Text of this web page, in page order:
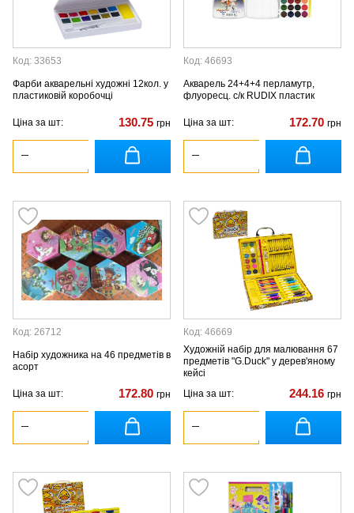
Код: 33653
Фарби акварельні художні 12кол. у
пластиковій коробочці
Ціна за шт: 130.75 грн
Код: 46693
Акварель 24+4+4 перламутр,
флуоресц. с/к RUDIX пластик
Ціна за шт: 172.70 грн
Код: 26712
Набір художника на 46 предметів в
асорт
Ціна за шт: 172.80 грн
Код: 46669
Художній набір для малювання 67
предметів "G.Duck" у дерев'яному
кейсі
Ціна за шт:
244.16 грн